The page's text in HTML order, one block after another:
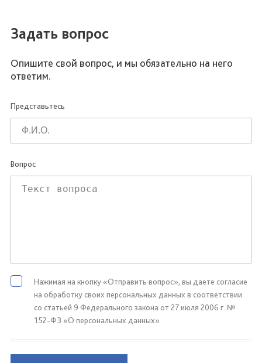
Задать вопрос
Опишите свой вопрос, и мы обязательно на него
ответим.
Представьтесь
Вопрос
Нажимая на кнопку «Отправить вопрос», вы даете согласие
на обработку своих персональных данных в соответствии
со статьей 9 Федерального закона от 27 июля 2006 г. №
152-ФЗ «О персональных данных»